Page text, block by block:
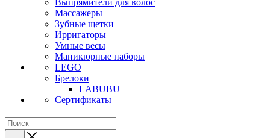
Выпрямители для волос
Массажеры
Зубные щетки
Ирригаторы
Умные весы
Маникюрные наборы
LEGO
Брелоки
LABUBU
Сертификаты